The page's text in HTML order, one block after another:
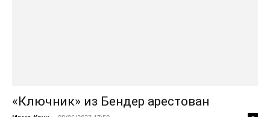
«Ключник» из Бендер арестован